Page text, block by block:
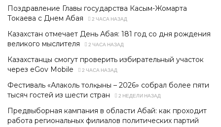
Поздравление Главы государства Касым-Жомарта
Токаева с Днем Абая
2 ЧАСА НАЗАД
Казахстан отмечает День Абая: 181 год со дня рождения
великого мыслителя
2 ЧАСА НАЗАД
Казахстанцы смогут проверить избирательный участок
через eGov Mobile
2 ЧАСА НАЗАД
Фестиваль «Алаколь толқыны – 2026» собрал более пяти
тысяч гостей из шести стран
2 НЕДЕЛИ НАЗАД
Предвыборная кампания в области Абай: как проходит
работа региональных филиалов политических партий